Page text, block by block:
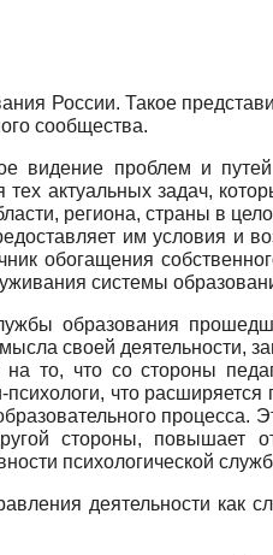
России. Такое
сообщества.
видение проблем и
актуальных задач,
региона, страны в
им условия и
обогащения
системы
образования
своей деятельности,
то, что со стороны
что
процесса.
стороны, повышает
психологической
деятельности как